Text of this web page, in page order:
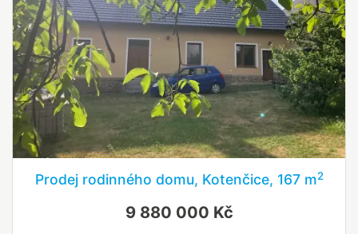
Prodej rodinného domu, Kotenčice, 167 m2
9 880 000 Kč